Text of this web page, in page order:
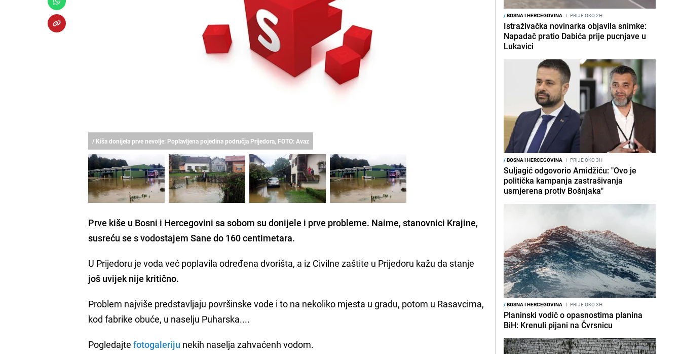
/ Kiša donijela prve nevolje: Poplavljena pojedina područja Prijedora, FOTO: Avaz
Prve kiše u Bosni i Hercegovini sa sobom su donijele i prve probleme. Naime, stanovnici Krajine,
susreću se s vodostajem Sane do 160 centimetara.
U Prijedoru je voda već poplavila određena dvorišta, a iz Civilne zaštite u Prijedoru kažu da stanje
još uvijek nije kritično.
Problem najviše predstavljaju površinske vode i to na nekoliko mjesta u gradu, potom u Rasavcima,
kod fabrike obuće, u naselju Puharska....
Pogledajte fotogaleriju nekih naselja zahvaćenh vodom.
/BOSNA I HERCEGOVINA I PRIJE OKO 2H
Istraživačka novinarka objavila snimke:
Napadač pratio Dabića prije pucnjave u
Lukavici
/BOSNA I HERCEGOVINA I PRIJE OKO 3H
Suljagić odgovorio Amidžiću: "Ovo je
politička kampanja zastrašivanja
usmjerena protiv Bošnjaka"
/BOSNA I HERCEGOVINA I PRIJE OKO 3H
Planinski vodič o opasnostima planina
BiH: Krenuli pijani na Čvrsnicu